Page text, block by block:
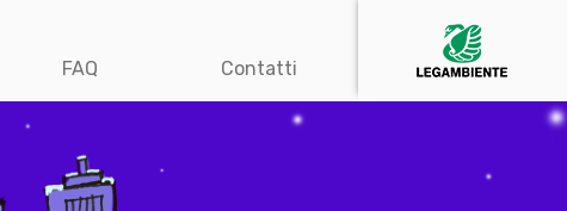
FAQ Contatti